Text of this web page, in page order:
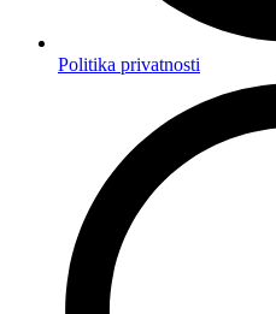
Politika privatnosti